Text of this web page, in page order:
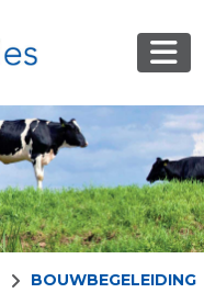
BOUWBEGELEIDING